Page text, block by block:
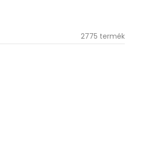
2775 termék
el a beállításokat.